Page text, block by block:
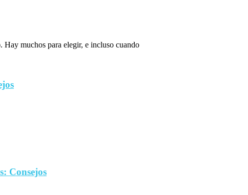
Hay muchos para elegir, e incluso cuando
Consejos